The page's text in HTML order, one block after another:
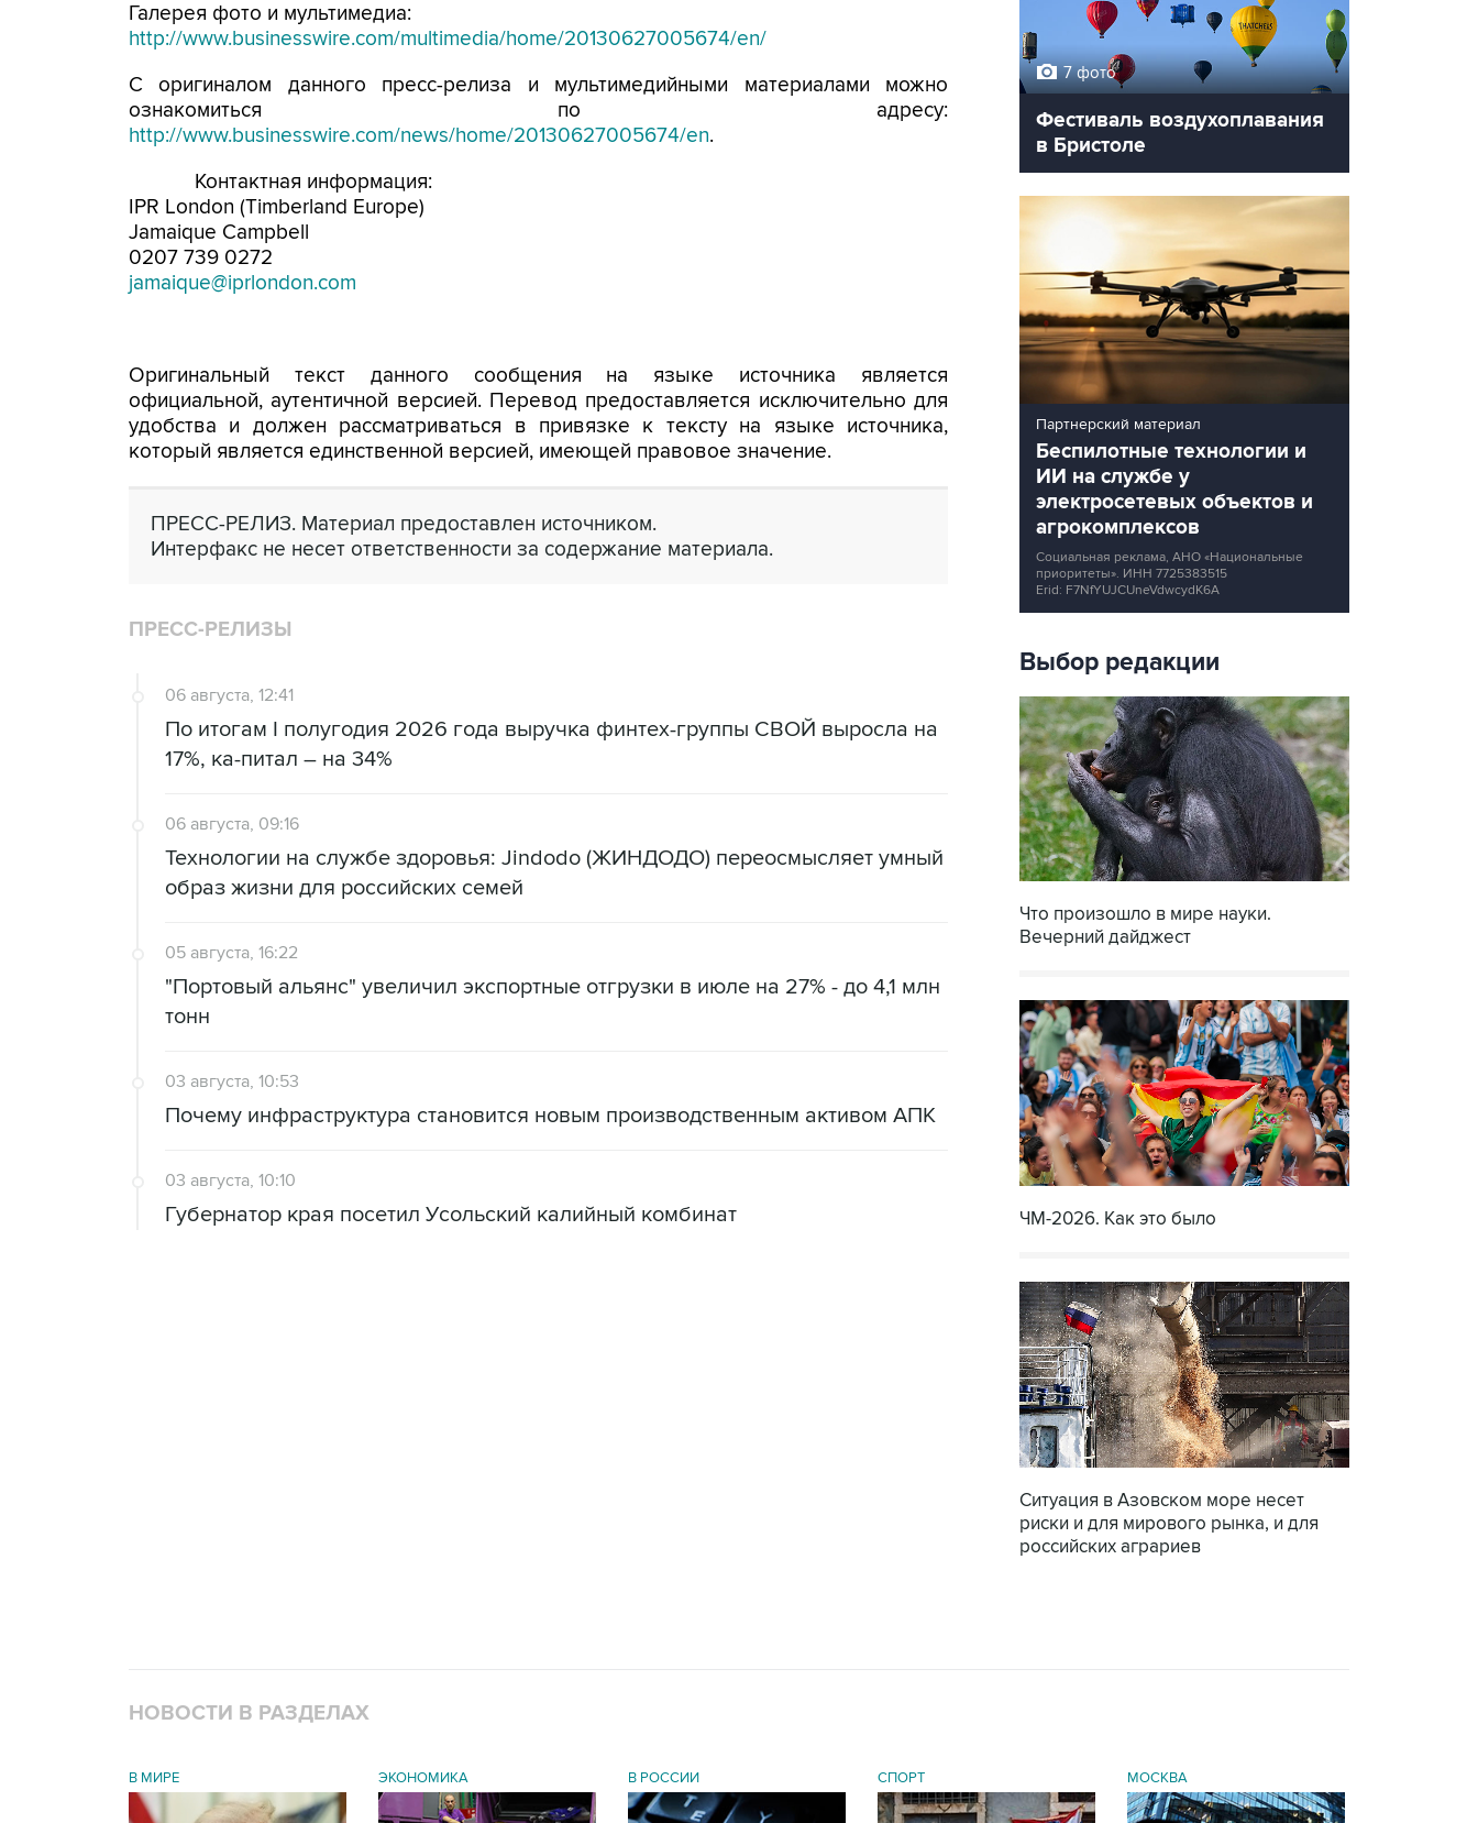
Галерея фото и мультимедиа:
http://www.businesswire.com/multimedia/home/20130627005674/en/
С оригиналом данного пресс-релиза и мультимедийными материалами можно
ознакомиться по адресу:
http://www.businesswire.com/news/home/20130627005674/en.
Контактная информация:
IPR London (Timberland Europe)
Jamaique Campbell
0207 739 0272
jamaique@iprlondon.com
Оригинальный текст данного сообщения на языке источника является
официальной, аутентичной версией. Перевод предоставляется исключительно для
удобства и должен рассматриваться в привязке к тексту на языке источника,
который является единственной версией, имеющей правовое значение.
ПРЕСС-РЕЛИЗ. Материал предоставлен источником.
Интерфакс не несет ответственности за содержание материала.
ПРЕСС-РЕЛИЗЫ
06 августа, 12:41
По итогам I полугодия 2026 года выручка финтех-группы СВОЙ выросла на
17%, ка-питал – на 34%
06 августа, 09:16
Технологии на службе здоровья: Jindodo (ЖИНДОДО) переосмысляет умный
образ жизни для российских семей
05 августа, 16:22
"Портовый альянс" увеличил экспортные отгрузки в июле на 27% - до 4,1 млн
тонн
03 августа, 10:53
Почему инфраструктура становится новым производственным активом АПК
03 августа, 10:10
Губернатор края посетил Усольский калийный комбинат
7 фото
Фестиваль воздухоплавания
в Бристоле
Партнерский материал
Беспилотные технологии и
ИИ на службе у
электросетевых объектов и
агрокомплексов
Социальная реклама, АНО «Национальные
приоритеты». ИНН 7725383515
Erid: F7NfYUJCUneVdwcydK6A
Выбор редакции
Что произошло в мире науки.
Вечерний дайджест
ЧМ-2026. Как это было
Ситуация в Азовском море несет
риски и для мирового рынка, и для
российских аграриев
НОВОСТИ В РАЗДЕЛАХ
В МИРЕ ЭКОНОМИКА В РОССИИ СПОРТ МОСКВА